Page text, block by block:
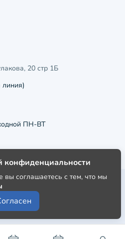
20 стр 1Б
линия)
ПН-ВТ
конфиденциальности
вы соглашаетесь с тем, что мы